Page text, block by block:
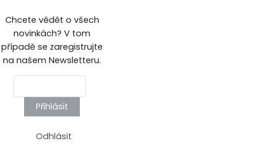
Chcete vědět o všech
novinkách? V tom
případě se zaregistrujte
na našem Newsletteru.
Přihlásit
Odhlásit